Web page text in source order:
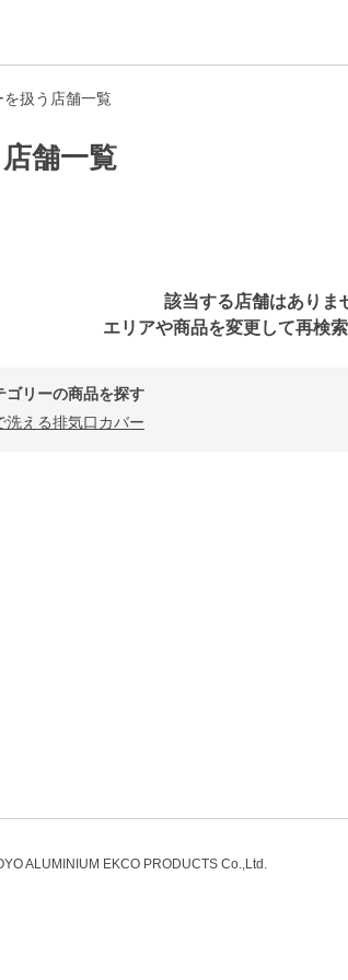
扱う店舗一覧
舗一覧
該当する店舗はありま
エリアや商品を変更して再検
ゴリーの商品を探す
洗える排気口カバー
ALUMINIUM EKCO PRODUCTS Co.,Ltd.